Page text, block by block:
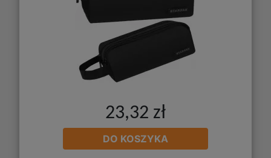
23,32 zł
DO KOSZYKA